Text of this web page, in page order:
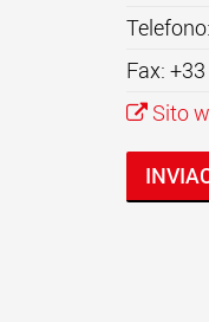
Telefono:
Fax:
Sito